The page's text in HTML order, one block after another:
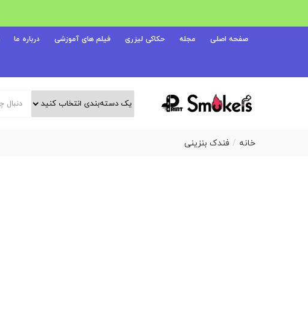
صفحه اصلی مجله حکاکی لیزری فیلم های آموزشی درباره ما
خانه فندک بنزینی